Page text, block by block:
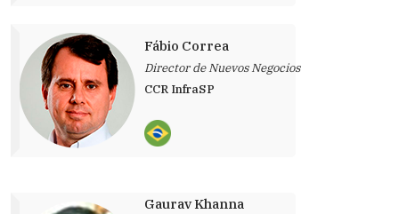
Fábio Correa
Director de Nuevos Negocios
CCR InfraSP
Gaurav Khanna